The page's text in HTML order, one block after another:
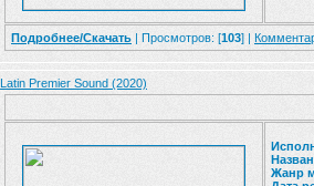
Подробнее/Скачать | Просмотров: [103] |
Latin Premier Sound (2020)
Жанр